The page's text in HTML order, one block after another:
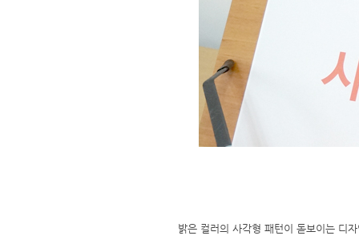
밝은 컬러의 사각형 패턴이 돋보이는 디